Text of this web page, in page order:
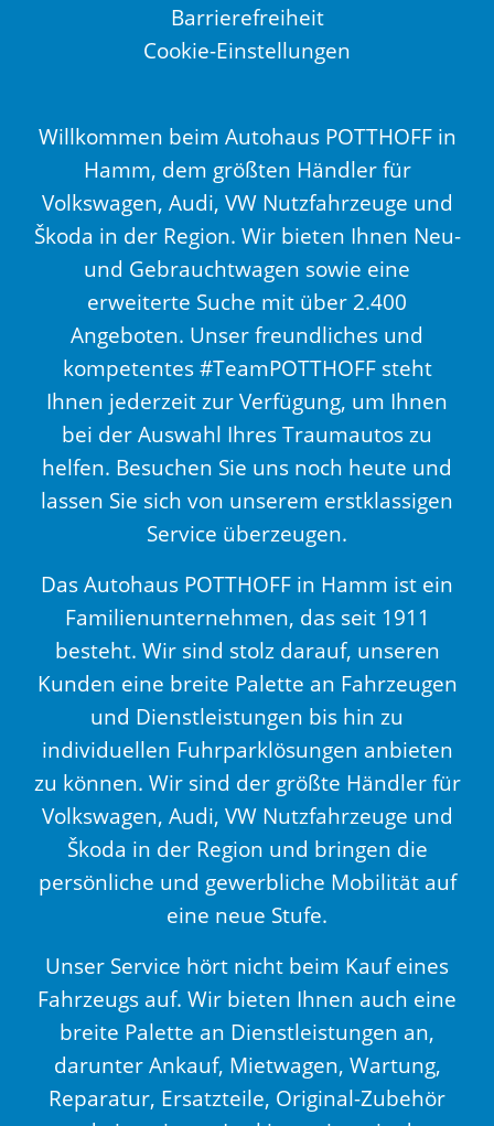
Barrierefreiheit
Cookie-Einstellungen
Willkommen beim Autohaus POTTHOFF in
Hamm, dem größten Händler für
Volkswagen, Audi, VW Nutzfahrzeuge und
Škoda in der Region. Wir bieten Ihnen Neu-
und Gebrauchtwagen sowie eine
erweiterte Suche mit über 2.400
Angeboten. Unser freundliches und
kompetentes #TeamPOTTHOFF steht
Ihnen jederzeit zur Verfügung, um Ihnen
bei der Auswahl Ihres Traumautos zu
helfen. Besuchen Sie uns noch heute und
lassen Sie sich von unserem erstklassigen
Service überzeugen.
Das Autohaus POTTHOFF in Hamm ist ein
Familienunternehmen, das seit 1911
besteht. Wir sind stolz darauf, unseren
Kunden eine breite Palette an Fahrzeugen
und Dienstleistungen bis hin zu
individuellen Fuhrparklösungen anbieten
zu können. Wir sind der größte Händler für
Volkswagen, Audi, VW Nutzfahrzeuge und
Škoda in der Region und bringen die
persönliche und gewerbliche Mobilität auf
eine neue Stufe.
Unser Service hört nicht beim Kauf eines
Fahrzeugs auf. Wir bieten Ihnen auch eine
breite Palette an Dienstleistungen an,
darunter Ankauf, Mietwagen, Wartung,
Reparatur, Ersatzteile, Original-Zubehör